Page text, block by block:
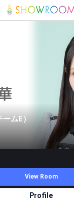
ムE）
View Room
Profile